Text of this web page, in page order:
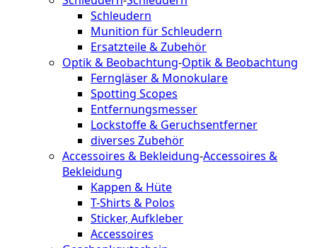
Schleudern
Munition für Schleudern
Ersatzteile & Zubehör
Optik & Beobachtung-Optik & Beobachtung
Ferngläser & Monokulare
Spotting Scopes
Entfernungsmesser
Lockstoffe & Geruchsentferner
diverses Zubehör
Accessoires & Bekleidung-Accessoires &
Bekleidung
Kappen & Hüte
T-Shirts & Polos
Sticker, Aufkleber
Accessoires